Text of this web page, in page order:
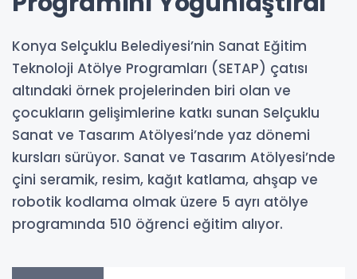
Konya Selçuklu Belediyesi’nin Sanat Eğitim
Teknoloji Atölye Programları (SETAP) çatısı
altındaki örnek projelerinden biri olan ve
çocukların gelişimlerine katkı sunan Selçuklu
Sanat ve Tasarım Atölyesi’nde yaz dönemi
kursları sürüyor. Sanat ve Tasarım Atölyesi’nde
çini seramik, resim, kağıt katlama, ahşap ve
robotik kodlama olmak üzere 5 ayrı atölye
programında 510 öğrenci eğitim alıyor.